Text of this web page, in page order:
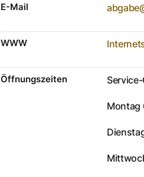
E-Mail
WWW
Öffnungszeiten
Montag